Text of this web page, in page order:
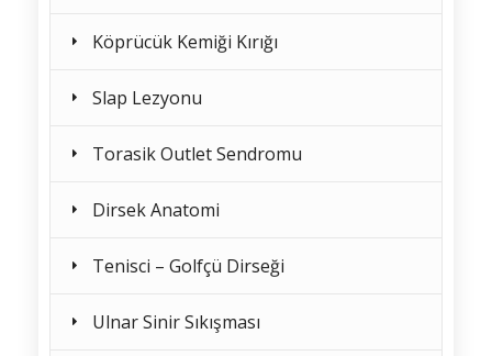
Köprücük Kemiği Kırığı
Slap Lezyonu
Torasik Outlet Sendromu
Dirsek Anatomi
Tenisci – Golfçü Dirseği
Ulnar Sinir Sıkışması